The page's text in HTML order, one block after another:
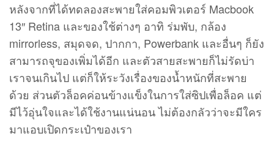
หลังจากที่ได้ทดลองสะพายใส่คอมพิวเตอร์ Macbook
13″ Retina และของใช้ต่างๆ อาทิ ร่มพับ, กล้อง
mirrorless, สมุดจด, ปากกา, Powerbank และอื่นๆ ก็ยัง
สามารถจุของเพิ่มได้อีก และตัวสายสะพายก็ไม่รัดบ่า
เราจนเกินไป แต่ก็ให้ระวังเรื่องของน้ำหนักที่สะพาย
ด้วย ส่วนตัวล็อคค่อนข้างแข็งในการใส่ซิปเพื่อล็อค แต่
มีไว้อุ่นใจและได้ใช้งานแน่นอน ไม่ต้องกลัวว่าจะมีใคร
มาแอบเปิดกระเป๋าของเรา